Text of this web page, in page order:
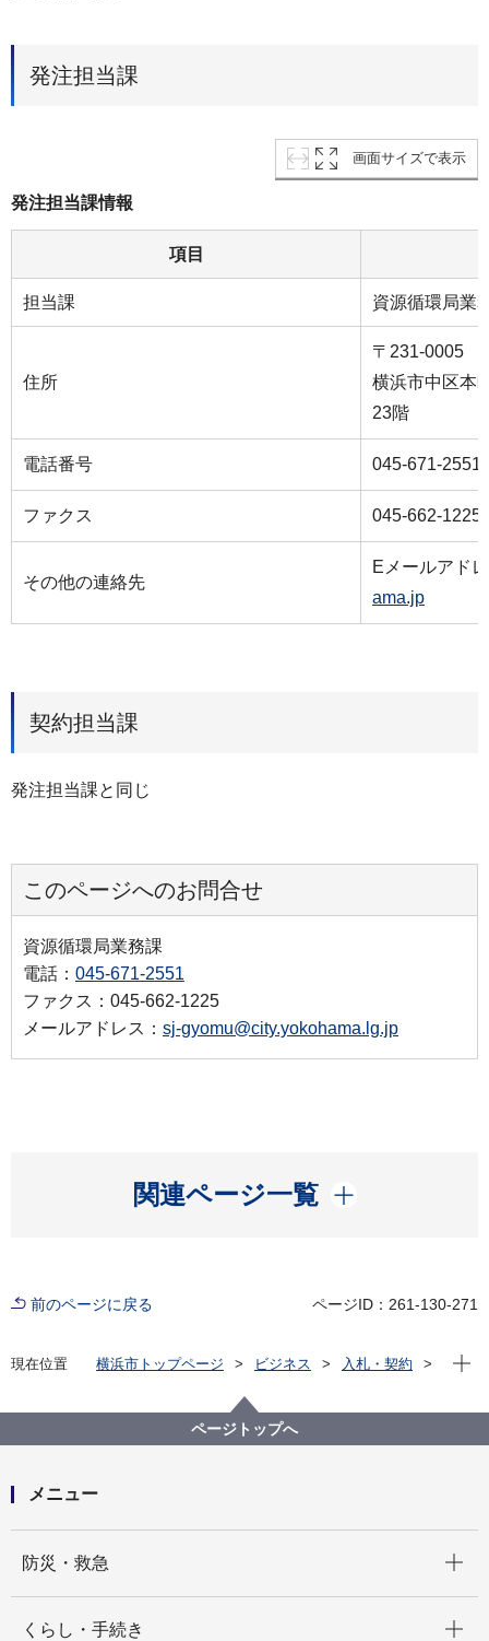
発注担当課
画面サイズで表示
発注担当課情報
項目
担当課 資源循環局業
住所
〒231-0005
横浜市中区本
23階
電話番号 045-671-2551
ファクス 045-662-1225
その他の連絡先
Eメールアド
ama.jp
契約担当課
発注担当課と同じ
このページへのお問合せ
資源循環局業務課
電話： 045-671-2551
ファクス：045-662-1225
メールアドレス： sj-gyomu@city.yokohama.lg.jp
関連ページ一覧
開く
前のページに戻る ページID：261-130-271
現在位置 横浜市トップページ ビジネス
入札・契約
【入札結果掲載】南区プラスチック製容器包装収集運
搬業務委託
現在
ページトップへ
メニュー
防災・救急
くらし・手続き